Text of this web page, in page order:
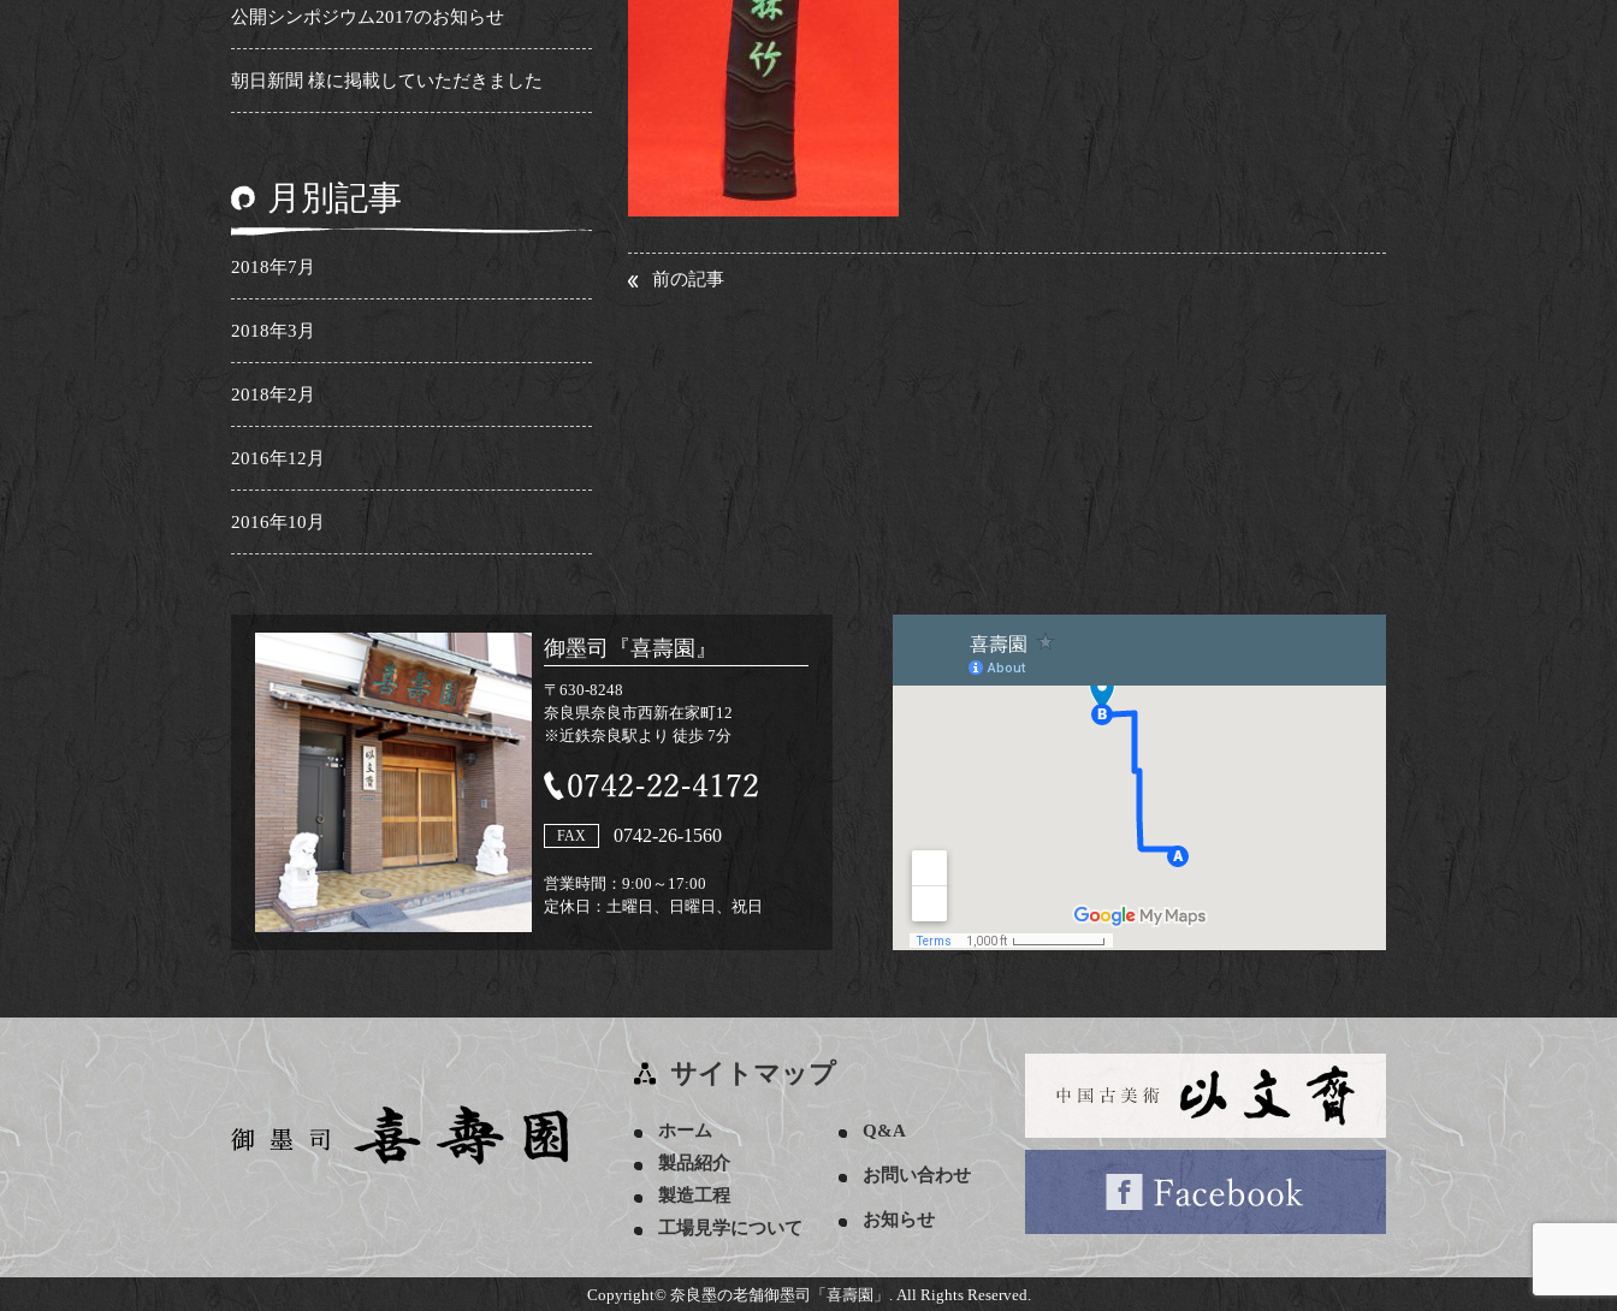
前の記事
公開シンポジウム2017のお知らせ
朝日新聞 様に掲載していただきました
月別記事
2018年7月
2018年3月
2018年2月
2016年12月
2016年10月
御墨司『喜壽園』
〒630-8248
奈良県奈良市西新在家町12
※近鉄奈良駅より 徒歩 7分
FAX 0742-26-1560
営業時間： 9:00～17:00
定休日： 土曜日、日曜日、祝日
サイトマップ
ホーム
製品紹介
製造工程
工場見学について
Q&A
お問い合わせ
お知らせ
Copyright© 奈良墨の老舗御墨司「喜壽園」.All Rights Reserved.